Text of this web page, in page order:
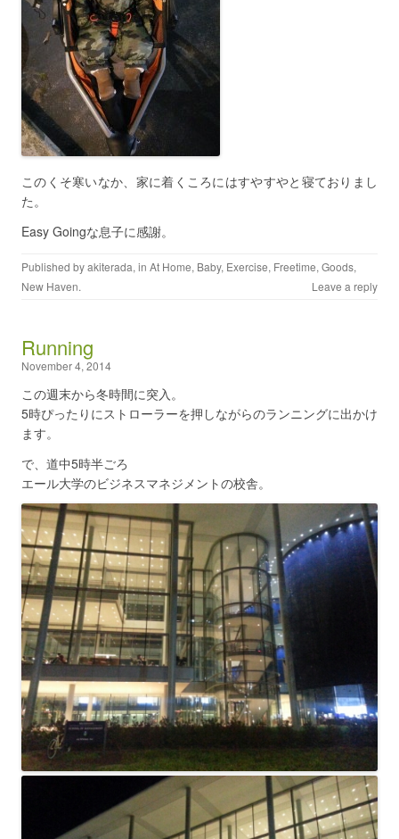
このくそ寒いなか、家に着くころにはすやすやと寝ておりまし
た。
Easy Goingな息子に感謝。
Published byakiterada, in At Home, Baby, Exercise, Freetime, Goods,
New Haven. Leave a reply
Running
November 4, 2014
この週末から冬時間に突入。
5時ぴったりにストローラーを押しながらのランニングに出かけ
ます。
で、道中5時半ごろ
エール大学のビジネスマネジメントの校舎。